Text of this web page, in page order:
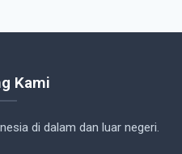
Kami
di dalam dan luar negeri.